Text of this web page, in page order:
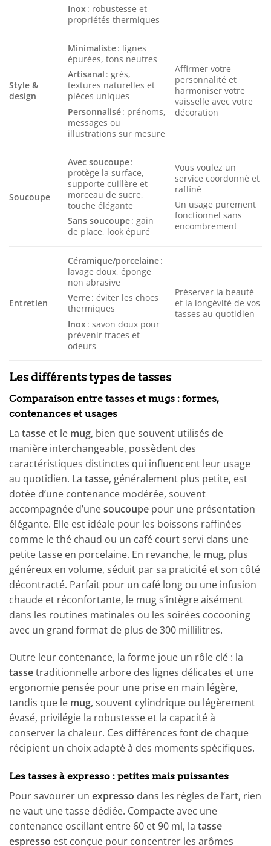
Inox : robustesse et
propriétés thermiques
Style &
design
Minimaliste: lignes
épurées, tons neutres
Artisanal : grès,
textures naturelles et
pièces uniques
Personnalisé: prénoms,
messages ou
illustrations sur mesure
Affirmer votre
personnalité et
harmoniser votre
vaisselle avec votre
décoration
Soucoupe
Avec soucoupe:
protège la surface,
supporte cuillère et
morceau de sucre,
touche élégante
Sans soucoupe: gain
de place, look épuré
Vous voulez un
service coordonné et
raffiné
Un usage purement
fonctionnel sans
encombrement
Entretien
Céramique/porcelaine:
lavage doux, éponge
non abrasive
Verre: éviter les chocs
thermiques
Inox : savon doux pour
prévenir traces et
odeurs
Préserver la beauté
et la longévité de vos
tasses au quotidien
Les différents types de tasses
Comparaison entre tasses et mugs : formes,
contenances et usages
La tasse et le mug, bien que souvent utilisés de
manière interchangeable, possèdent des
caractéristiques distinctes qui influencent leur usage
au quotidien. La tasse, généralement plus petite, est
dotée d’une contenance modérée, souvent
accompagnée d’unesoucoupe pour une présentation
élégante. Elle est idéale pour les boissons raffinées
comme le thé chaud ou un café court servi dans une
petite tasse en porcelaine. En revanche, le mug, plus
généreux en volume, séduit par sa praticité et son côté
décontracté. Parfait pour un café long ou une infusion
chaude et réconfortante, le mug s’intègre aisément
dans les routines matinales ou les soirées cocooning
avec un grand format de plus de 300 millilitres.
Outre leur contenance, la forme joue un rôle clé : la
tassetraditionnelle arbore des lignes délicates et une
ergonomie pensée pour une prise en main légère,
tandis que le mug, souvent cylindrique ou légèrement
évasé, privilégie la robustesse et la capacité à
conserver la chaleur. Ces différences font de chaque
récipient un choix adapté à des moments spécifiques.
Les tasses à expresso : petites mais puissantes
Pour savourer un expresso dans les règles de l’art, rien
ne vaut une tasse dédiée. Compacte avec une
contenance oscillant entre 60 et 90 ml, la tasse
espresso est conçue pour concentrer les arômes